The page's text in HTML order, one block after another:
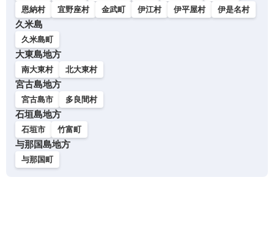
恩納村
宜野座村 金武町 伊江村 伊平屋村 伊是名村
久米島
久米島町
大東島地方
南大東村 北大東村
宮古島地方
宮古島市 多良間村
石垣島地方
石垣市 竹富町
与那国島地方
与那国町